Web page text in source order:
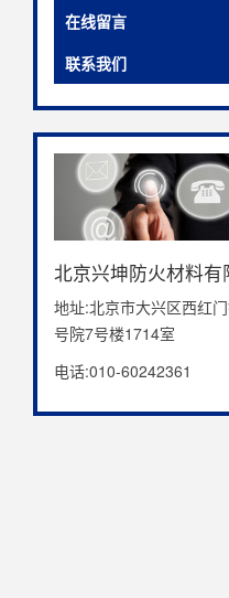
在线留言
联系我们
北京兴坤防火材料有
地址:北京市大兴区西红
号院7号楼1714室
电话:010-60242361